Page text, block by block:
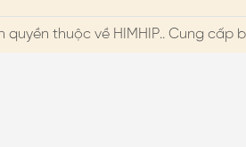
quyền thuộc về HIMHIP.. Cung cấp